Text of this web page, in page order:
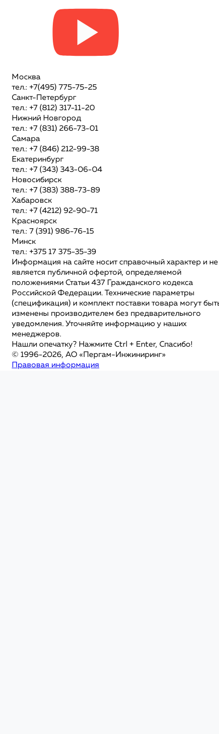
Москва
тел.: +7(495) 775-75-25
Санкт-Петербург
тел.: +7 (812) 317-11-20
Нижний Новгород
тел.: +7 (831) 266-73-01
Самара
тел.: +7 (846) 212-99-38
Екатеринбург
тел.: +7 (343) 343-06-04
Новосибирск
тел.: +7 (383) 388-73-89
Хабаровск
тел.: +7 (4212) 92-90-71
Красноярск
тел.: 7 (391) 986-76-15
Минск
тел.: +375 17 375-35-39
Информация на сайте носит справочный характер и не
является публичной офертой, определяемой
положениями Статьи 437 Гражданского кодекса
Российской Федерации. Технические параметры
(спецификация) и комплект поставки товара могут
изменены производителем без предварительного
уведомления. Уточняйте информацию у наших
менеджеров.
Нашли опечатку? Нажмите Ctrl + Enter, Спасибо!
© 1996-2026, АО «Пергам-Инжиниринг»
Правовая информация